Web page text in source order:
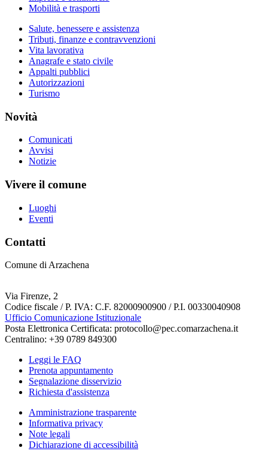
Mobilità e trasporti
Salute, benessere e assistenza
Tributi, finanze e contravvenzioni
Vita lavorativa
Anagrafe e stato civile
Appalti pubblici
Autorizzazioni
Turismo
Novità
Comunicati
Avvisi
Notizie
Vivere il comune
Luoghi
Eventi
Contatti
Comune di Arzachena
Via Firenze, 2
Codice fiscale / P. IVA: C.F. 82000900900 / P.I. 00330040908
Ufficio Comunicazione Istituzionale
Posta Elettronica Certificata: protocollo@pec.comarzachena.it
Centralino: +39 0789 849300
Leggi le FAQ
Prenota appuntamento
Segnalazione disservizio
Richiesta d'assistenza
Amministrazione trasparente
Informativa privacy
Note legali
Dichiarazione di accessibilità